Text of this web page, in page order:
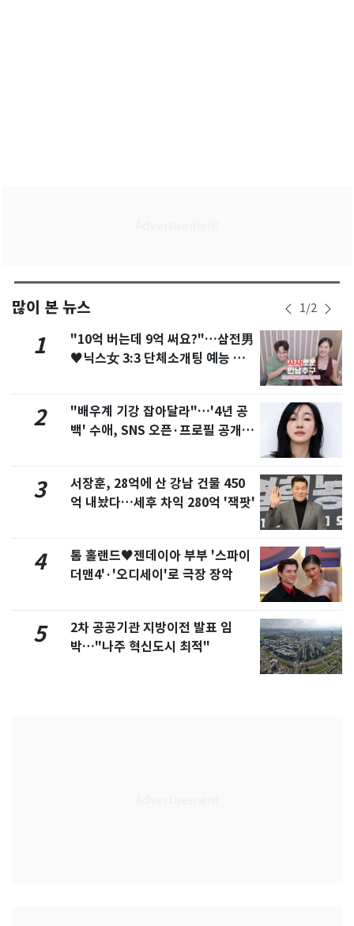
많이 본 뉴스 1/2
1
"10억 버는데 9억 써요?"…삼전男
♥닉스女 3:3 단체소개팅 예능 화
2
"배우계 기강 잡아달라"…'4년 공
백' 수애, SNS 오픈·프로필 공개
3
서장훈, 28억에 산 강남 건물 450
억 내놨다…세후 차익 280억 '잭팟'
4
톰 홀랜드♥젠데이아 부부 '스파이
더맨4'·'오디세이'로 극장 장악
5
2차 공공기관 지방이전 발표 임
박…"나주 혁신도시 최적"